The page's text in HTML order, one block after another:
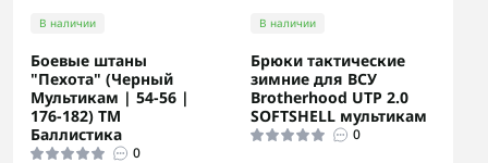
В наличии
Боевые штаны
"Пехота" (Черный
Мультикам | 54-56 |
176-182) ТМ
Баллистика
0
В наличии
Брюки тактические
зимние для ВСУ
Brotherhood UTP 2.0
SOFTSHELL мультикам
0